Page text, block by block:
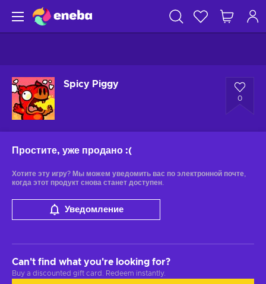
Spicy Piggy
0
Простите, уже продано :(
Хотите эту игру? Мы можем уведомить вас по электронной почте,
когда этот продукт снова станет доступен.
Уведомление
Can't find what you're looking for?
Buy a discounted gift card. Redeem instantly.